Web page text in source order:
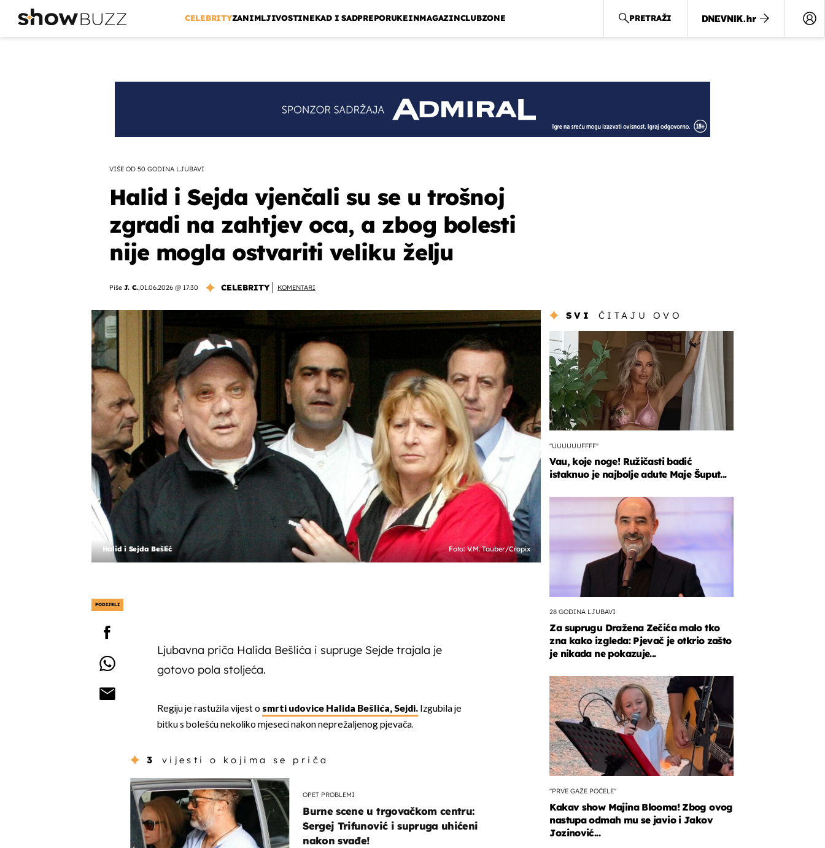
CELEBRITYZANIMLJIVOSTINEKAD I SADPREPORUKEINMAGAZINCLUBZONE PRETRAŽI
VIŠE OD 50 GODINA LJUBAVI
Halid i Sejda vjenčali su se u trošnoj
zgradi na zahtjev oca, a zbog bolesti
nije mogla ostvariti veliku želju
Piše J. C.,01.06.2026 @ 17:30 CELEBRITY KOMENTARI
Halid i Sejda Bešlić Foto: V.M. Tauber/Cropix
PODIJELI
Ljubavna priča Halida Bešlića i supruge Sejde trajala je
gotovo pola stoljeća.
Regiju je rastužila vijest o smrti udovice Halida Bešlića, Sejdi.Izgubila je
bitku s bolešću nekoliko mjeseci nakon neprežaljenog pjevača.
3 vijesti o kojima se priča
OPET PROBLEMI
Burne scene u trgovačkom centru:
Sergej Trifunović i supruga uhićeni
nakon svađe!
SVI ČITAJU OVO
"UUUUUUFFFF"
Vau, koje noge! Ružičasti badić
istaknuo je najbolje adute Maje Šuput...
28 GODINA LJUBAVI
Za suprugu Dražena Zečića malo tko
zna kako izgleda: Pjevač je otkrio zašto
je nikada ne pokazuje...
"PRVE GAŽE POČELE"
Kakav show Majina Blooma! Zbog ovog
nastupa odmah mu se javio i Jakov
Jozinović...